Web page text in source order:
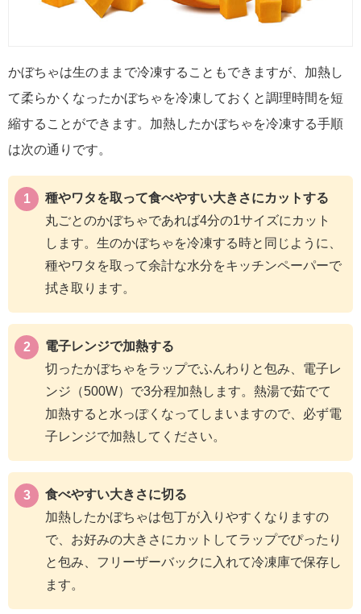
かぼちゃは生のままで冷凍することもできますが、加熱し
て柔らかくなったかぼちゃを冷凍しておくと調理時間を短
縮することができます。加熱したかぼちゃを冷凍する手順
は次の通りです。
種やワタを取って食べやすい大きさにカットする
丸ごとのかぼちゃであれば4分の1サイズにカット
します。生のかぼちゃを冷凍する時と同じように、
種やワタを取って余計な水分をキッチンペーパーで
拭き取ります。
電子レンジで加熱する
切ったかぼちゃをラップでふんわりと包み、電子レ
ンジ（500W）で3分程加熱します。熱湯で茹でて
加熱すると水っぽくなってしまいますので、必ず電
子レンジで加熱してください。
食べやすい大きさに切る
加熱したかぼちゃは包丁が入りやすくなりますの
で、お好みの大きさにカットしてラップでぴったり
と包み、フリーザーバックに入れて冷凍庫で保存し
ます。